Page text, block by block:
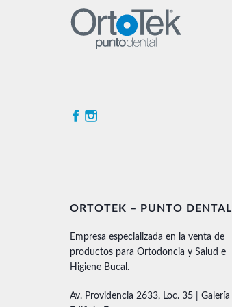
ORTOTEK – PUNTO DENTAL
Empresa especializada en la venta de
productos para Ortodoncia y Salud e
Higiene Bucal.
Av. Providencia 2633, Loc. 35 | Galería